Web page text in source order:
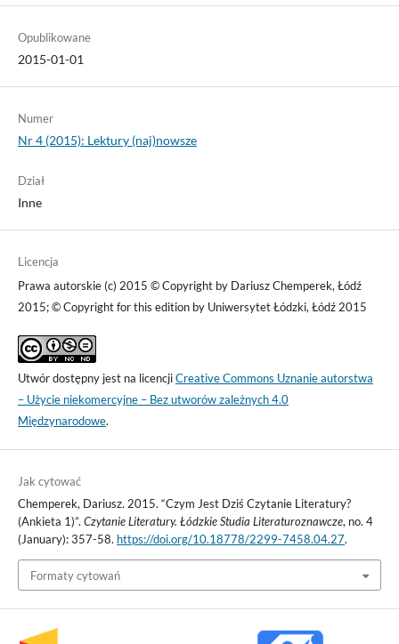
Opublikowane
2015-01-01
Numer
Nr 4 (2015): Lektury (naj)nowsze
Dział
Inne
Licencja
Prawa autorskie (c) 2015 © Copyright by Dariusz Chemperek, Łódź
2015; © Copyright for this edition by Uniwersytet Łódzki, Łódź 2015
Utwór dostępny jest na licencjiCreative Commons Uznanie autorstwa
– Użycie niekomercyjne – Bez utworów zależnych 4.0
Międzynarodowe.
Jak cytować
Chemperek, Dariusz. 2015. “Czym Jest Dziś Czytanie Literatury?
(Ankieta 1)”. Czytanie Literatury. Łódzkie Studia Literaturoznawcze, no. 4
(January): 357-58. https://doi.org/10.18778/2299-7458.04.27.
Formaty cytowań